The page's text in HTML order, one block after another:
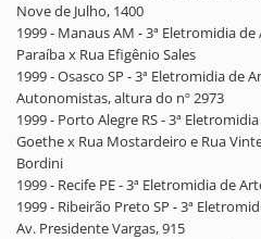
Nove de Julho, 1400
1999 - Manaus AM - 3ª Eletromidia
Paraíba x Rua Efigênio Sales
1999 - Osasco SP - 3ª Eletromidia de
Autonomistas, altura do nº 2973
1999 - Porto Alegre RS - 3ª
Goethe x Rua Mostardeiro e Rua
Bordini
1999 - Recife PE - 3ª Eletromidia de
1999 - Ribeirão Preto SP - 3ª
Av. Presidente Vargas, 915